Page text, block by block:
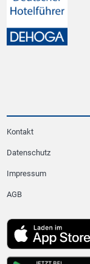
Kontakt
Datenschutz
Impressum
AGB